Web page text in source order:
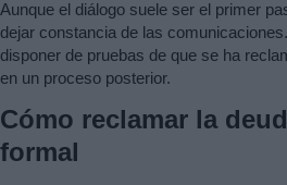
Aunque el diálogo suele ser el primer
dejar constancia de las
disponer de pruebas de que se ha
en un proceso posterior.
Cómo reclamar la
formal